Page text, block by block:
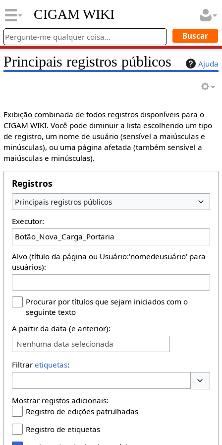
CIGAM WIKI
Ajuda
Principais registros públicos
Exibição combinada de todos registros disponíveis para o
CIGAM WIKI. Você pode diminuir a lista escolhendo um tipo
de registro, um nome de usuário (sensível a maiúsculas e
minúsculas), ou uma página afetada (também sensível a
maiúsculas e minúsculas).
Registros
Principais registros públicos
Executor:
Alvo (título da página ou Usuário:'nomedeusuário' para
usuários):
Procurar por títulos que sejam iniciados com o
seguinte texto
A partir da data (e anterior):
Nenhuma data selecionada
Filtrar etiquetas:
Mostrar registos adicionais:
Registro de edições patrulhadas
Registro de etiquetas